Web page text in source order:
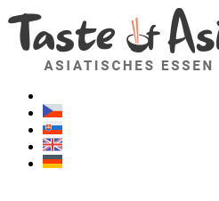
Zögern Sie nicht zu fragen.